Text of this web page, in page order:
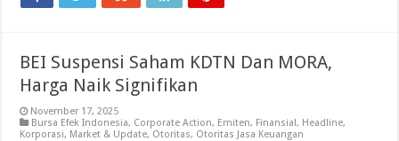
BEI Suspensi Saham KDTN Dan MORA,
Harga Naik Signifikan
November 17, 2025
Bursa Efek Indonesia, Corporate Action, Emiten, Finansial, Headline,
Korporasi, Market & Update, Otoritas, Otoritas Jasa Keuangan